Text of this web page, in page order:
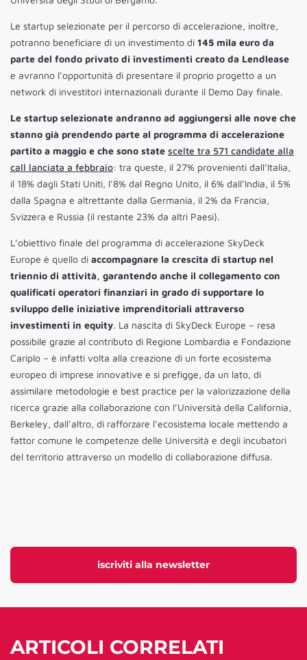
iscriviti alla newsletter
Le startup selezionate per il percorso di accelerazione, inoltre,
potranno beneficiare di un investimento di 145 mila euro da
parte del fondo privato di investimenti creato da Lendlease
e avranno l’opportunità di presentare il proprio progetto a un
network di investitori internazionali durante il Demo Day finale.
Le startup selezionate andranno ad aggiungersi alle nove che
stanno già prendendo parte al programma di accelerazione
partito a maggio e che sono state scelte tra 571 candidate alla
call lanciata a febbraio: tra queste, il 27% provenienti dall’Italia,
il 18% dagli Stati Uniti, l’8% dal Regno Unito, il 6% dall’India, il 5%
dalla Spagna e altrettante dalla Germania, il 2% da Francia,
Svizzera e Russia (il restante 23% da altri Paesi).
L’obiettivo finale del programma di accelerazione SkyDeck
Europe è quello di accompagnare la crescita di startup nel
triennio di attività, garantendo anche il collegamento con
qualificati operatori finanziari in grado di supportare lo
sviluppo delle iniziative imprenditoriali attraverso
investimenti in equity. La nascita di SkyDeck Europe – resa
possibile grazie al contributo di Regione Lombardia e Fondazione
Cariplo – è infatti volta alla creazione di un forte ecosistema
europeo di imprese innovative e si prefigge, da un lato, di
assimilare metodologie e best practice per la valorizzazione della
ricerca grazie alla collaborazione con l’Università della California,
Berkeley, dall’altro, di rafforzare l’ecosistema locale mettendo a
fattor comune le competenze delle Università e degli incubatori
del territorio attraverso un modello di collaborazione diffusa.
ARTICOLI CORRELATI